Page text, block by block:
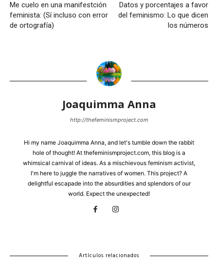
Me cuelo en una manifestción
feminista: (Sí incluso con error
de ortografía)
Datos y porcentajes a favor
del feminismo: Lo que dicen
los números
Joaquimma Anna
http://thefeminismproject.com
Hi my name Joaquimma Anna, and let's tumble down the rabbit
hole of thought! At thefeminismproject.com, this blog is a
whimsical carnival of ideas. As a mischievous feminism activist,
I'm here to juggle the narratives of women. This project? A
delightful escapade into the absurdities and splendors of our
world. Expect the unexpected!
Artículos relacionados